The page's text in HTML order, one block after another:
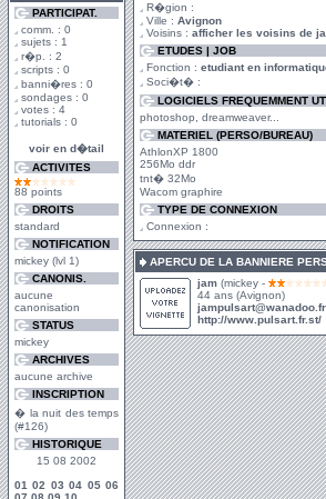
PARTICIPAT.
comm. : 0
sujets : 1
r�p. : 2
scripts : 0
banni�res : 0
sondages : 0
votes : 4
tutorials : 0
voir en d�tail
ACTIVITES
88 points
DROITS
standard
NOTIFICATION
mickey (lvl 1)
CANONIS.
aucune
canonisation
STATUS
mickey
ARCHIVES
aucune archive
INSCRIPTION
� la nuit des temps
(#126)
HISTORIQUE
15 08 2002
01 02 03 04 05 06
R�gion :
Ville : Avignon
Voisins : afficher les voisins de
ETUDES | JOB
Fonction : etudiant en
Soci�t� :
LOGICIELS FREQUEMMENT
photoshop, dreamweaver...
MATERIEL (PERSO/BUREAU)
AthlonXP 1800
256Mo ddr
tnt� 32Mo
Wacom graphire
TYPE DE CONNEXION
Connexion :
APERCU DE LA BANNIERE
jam (mickey -
44 ans (Avignon)
jampulsart@wanadoo.fr
http://www.pulsart.fr.st/